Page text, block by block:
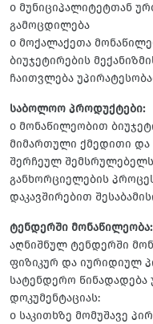
o მუნიციპალიტეტთან
გამოცდილება
o მოქალაქეთა
ბიუჯეტირების
ჩაითვლება
საბოლოო პროდუქტები:
o მონაწილეობით
მიმართული ქმედითი და
შერჩეულ შემსრულებელს
განხორციელების
დაკავშირებით
ტენდერში მონაწილეობა:
აღნიშნულ ტენდერში
ფიზიკურ და იურიდიულ
სატენდერო წინადადება
დოკუმენტაციას:
o საკითხზე მომუშავე